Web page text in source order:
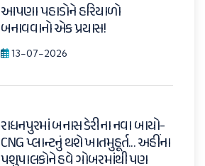
આપણા પહાડોને હરિયાળો
બનાવવાનો એક પ્રયાસ!
13-07-2026
રાધનપુરમાં બનાસ ડેરીના નવા બાયો-
CNG પ્લાન્ટનું થશે ખાતમુહૂર્ત... અહીંના
પશુપાલકોને હવે ગોબરમાંથી પણ